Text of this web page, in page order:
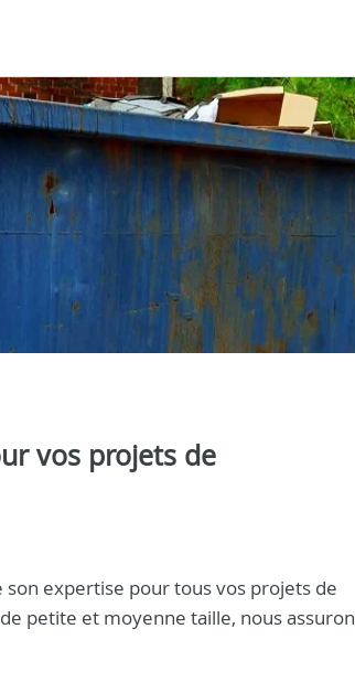
vos projets de
expertise pour tous vos projets de
petite et moyenne taille, nous